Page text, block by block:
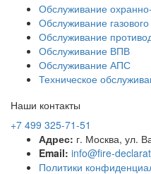
Обслуживание
Обслуживание
Обслуживание
Обслуживание ВПВ
Обслуживание АПС
Техническое
Наши контакты
+7 499 325-71-51
Адрес: г. Москва, ул.
Email: info@fire-
Политики